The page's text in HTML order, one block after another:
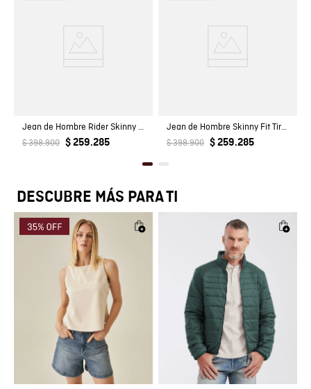
Jean de Hombre Rider Skinny Fit Tiro Bajo Lavado Claro con Rotos, Parches y Estilo Vintage en Mezcla de Algodón
$ 398.900 $ 259.285
Jean de Hombre Skinny Fit Tiro Medio Lavado Oscuro con Rotos y Parches en Contraste en Mezcla de Algodón Famous
$ 398.900 $ 259.285
DESCUBRE MÁS PARA TI